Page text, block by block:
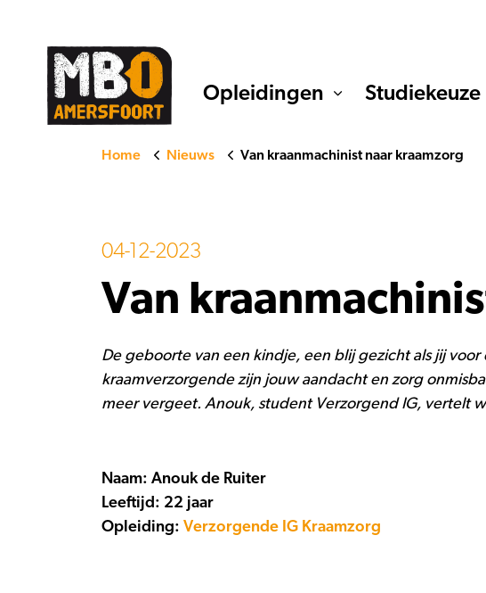
Opleidingen Studiekeuze
Home Nieuws Van kraanmachinist naar kraamzorg
04-12-2023
Van
De geboorte van een kindje, een blij gezicht als jij
kraamverzorgende zijn jouw aandacht en zorg
meer vergeet. Anouk, student Verzorgend IG, vertelt
Naam: Anouk de Ruiter
Leeftijd: 22 jaar
Opleiding: Verzorgende IG Kraamzorg